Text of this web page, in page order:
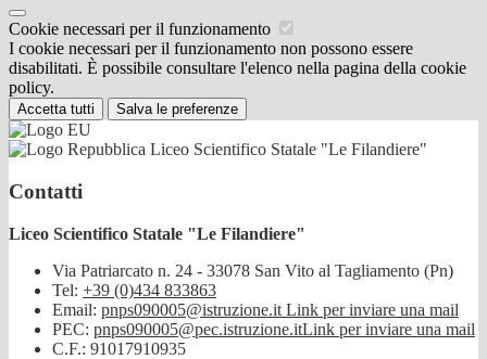
Cookie necessari per il funzionamento
I cookie necessari per il funzionamento non possono essere
disabilitati. È possibile consultare l'elenco nella pagina della cookie
policy.
Accetta tutti Salva le preferenze
Liceo Scientifico Statale "Le Filandiere"
Contatti
Liceo Scientifico Statale "Le Filandiere"
Via Patriarcato n. 24 - 33078 San Vito al Tagliamento (Pn)
Tel: +39 (0)434 833863
Email: pnps090005@istruzione.it Link per inviare una mail
PEC: pnps090005@pec.istruzione.itLink per inviare una mail
C.F.: 91017910935